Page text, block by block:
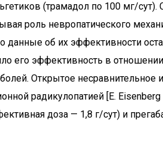
(трамадол по 100 мг/
роль невропатического
об их эффективности
его эффективность в
Открытое несравнительное
радикулопатией [E.
доза — 1,8 г/сут) и